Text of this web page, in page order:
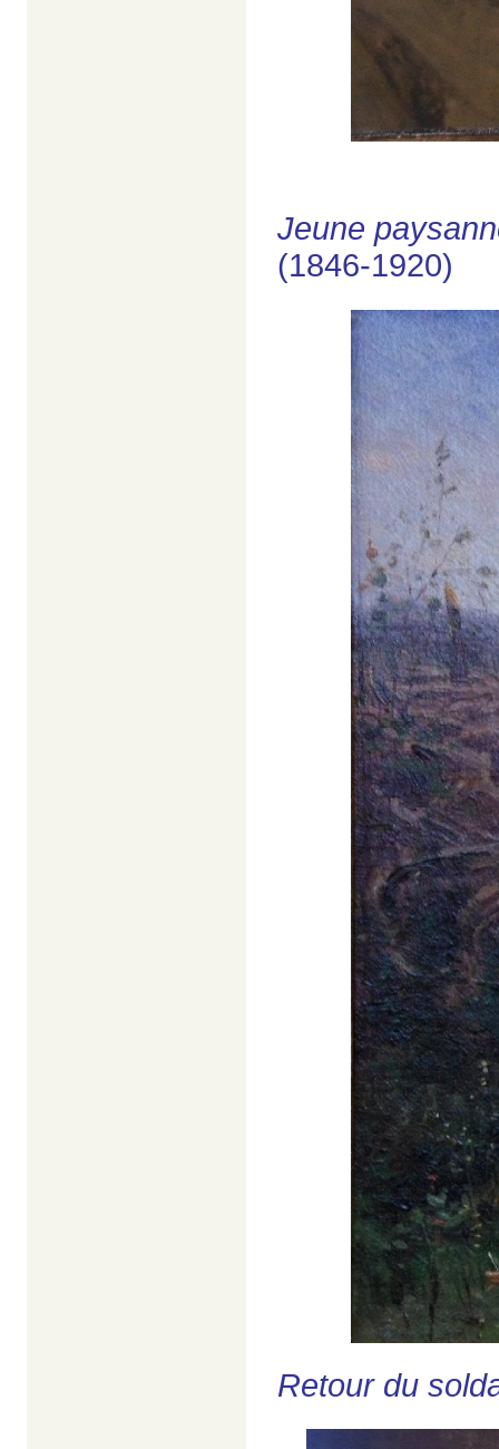
Jeune
(1846-1920)
Retour du